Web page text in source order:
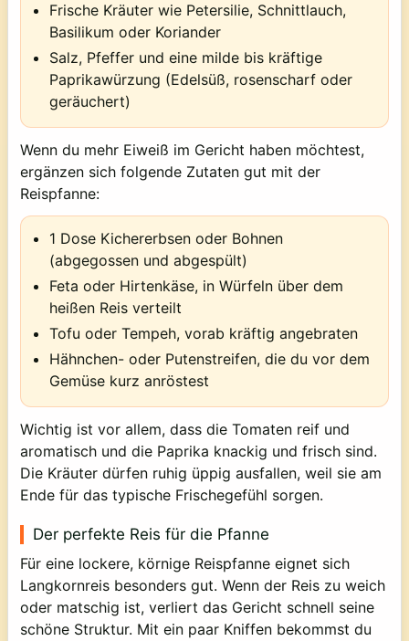
Frische Kräuter wie Petersilie, Schnittlauch,
Basilikum oder Koriander
Salz, Pfeffer und eine milde bis kräftige
Paprikawürzung (Edelsüß, rosenscharf oder
geräuchert)
Wenn du mehr Eiweiß im Gericht haben möchtest,
ergänzen sich folgende Zutaten gut mit der
Reispfanne:
1 Dose Kichererbsen oder Bohnen
(abgegossen und abgespült)
Feta oder Hirtenkäse, in Würfeln über dem
heißen Reis verteilt
Tofu oder Tempeh, vorab kräftig angebraten
Hähnchen- oder Putenstreifen, die du vor dem
Gemüse kurz anröstest
Wichtig ist vor allem, dass die Tomaten reif und
aromatisch und die Paprika knackig und frisch sind.
Die Kräuter dürfen ruhig üppig ausfallen, weil sie am
Ende für das typische Frischegefühl sorgen.
Der perfekte Reis für die Pfanne
Für eine lockere, körnige Reispfanne eignet sich
Langkornreis besonders gut. Wenn der Reis zu weich
oder matschig ist, verliert das Gericht schnell seine
schöne Struktur. Mit ein paar Kniffen bekommst du